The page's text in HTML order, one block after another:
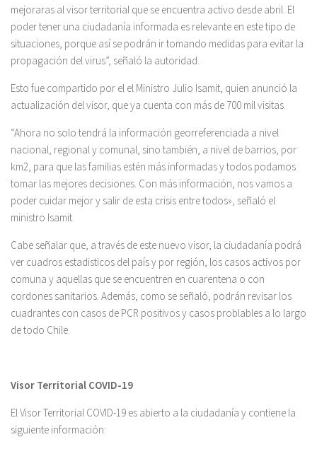
mejoraras al visor territorial que se encuentra activo desde abril. El
poder tener una ciudadanía informada es relevante en este tipo de
situaciones, porque así se podrán ir tomando medidas para evitar la
propagación del virus”, señaló la autoridad.
Esto fue compartido por el el Ministro Julio Isamit, quien anunció la
actualización del visor, que ya cuenta con más de 700 mil visitas.
“Ahora no solo tendrá la información georreferenciada a nivel
nacional, regional y comunal, sino también, a nivel de barrios, por
km2, para que las familias estén más informadas y todos podamos
tomar las mejores decisiones. Con más información, nos vamos a
poder cuidar mejor y salir de esta crisis entre todos», señaló el
ministro Isamit.
Cabe señalar que, a través de este nuevo visor, la ciudadanía podrá
ver cuadros estadisticos del país y por región, los casos activos por
comuna y aquellas que se encuentren en cuarentena o con
cordones sanitarios. Además, como se señaló, podrán revisar los
cuadrantes con casos de PCR positivos y casos problables a lo largo
de todo Chile.
Visor Territorial COVID-19
El Visor Territorial COVID-19 es abierto a la ciudadanía y contiene la
siguiente información: